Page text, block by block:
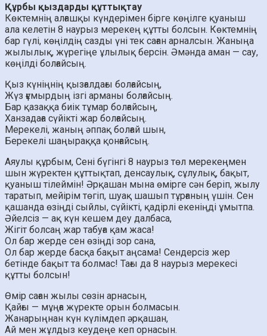
Құрбы қыздарды құттықтау
Көктемнің алғашқы күндерімен бірге көңілге қуаныш
ала келетін 8 наурыз мерекең құтты болсын. Көктемнің
бар гүлі, көңілдің сазды үні тек саған арналсын. Жаныңа
жылылық, жүрегіңе ұлылық берсін. Әмәнда аман — сау,
көңілді болғайсың.
Қыз күніңнің қызғалдағы болғайсың,
Жүз ғұмырдың ізгі арманы болғайсың.
Бар қазаққа биік тұмар болғайсың,
Ханзадаға сүйікті жар болғайсың.
Мерекелі, жаның әппақ болғай шын,
Берекелі шаңыраққа қонғайсың.
Аяулы құрбым, Сені бүгінгі 8 наурыз төл мерекеңмен
шын жүректен құттықтап, денсаулық, сұлулық, бақыт,
қуаныш тілеймін! Әрқашан мына өмірге сән беріп, жылу
таратып, мейірім төгіп, шуақ шашып тұрғаның үшін. Сен
қашанда өзіңді сыйлы, сүйікті, қадірлі екеніңді ұмытпа.
Әйелсіз — ақ күн кешем деу далбаса,
Жігіт болсаң жар табуға қам жаса!
Ол бар жерде сен өзіңді зор сана,
Ол бар жерде басқа бақыт аңсама! Сендерсіз жер
бетінде бақыт та болмас! Тағы да 8 наурыз мерекесі
құтты болсын!
Өмір саған жылы сөзін арнасын,
Қайғы — мұңға жүректе орын болмасын.
Жанарыңнан күн күлімдеп әрқашан,
Ай мен жұлдыз кеудеңе кеп орнасын.